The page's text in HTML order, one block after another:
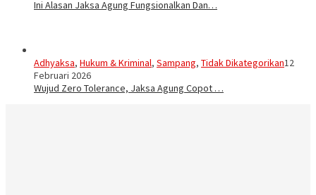
Ini Alasan Jaksa Agung Fungsionalkan Dan…
Adhyaksa, Hukum & Kriminal, Sampang, Tidak Dikategorikan12
Februari 2026
Wujud Zero Tolerance, Jaksa Agung Copot …